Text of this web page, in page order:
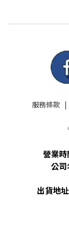
服務條款|
營業時
公
出貨地址